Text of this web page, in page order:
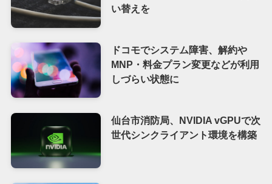
い替えを
ドコモでシステム障害、解約や
MNP・料金プラン変更などが利用
しづらい状態に
仙台市消防局、NVIDIA vGPUで次
世代シンクライアント環境を構築